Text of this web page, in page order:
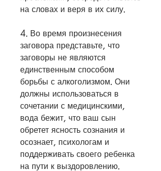
на словах и веря в их силу.
4. Во время произнесения
заговора представьте, что
заговоры не являются
единственным способом
борьбы с алкоголизмом. Они
должны использоваться в
сочетании с медицинскими,
вода бежит, что ваш сын
обретет ясность сознания и
осознает, психологам и
поддерживать своего ребенка
на пути к выздоровлению.